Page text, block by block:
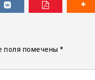
поля помечены *